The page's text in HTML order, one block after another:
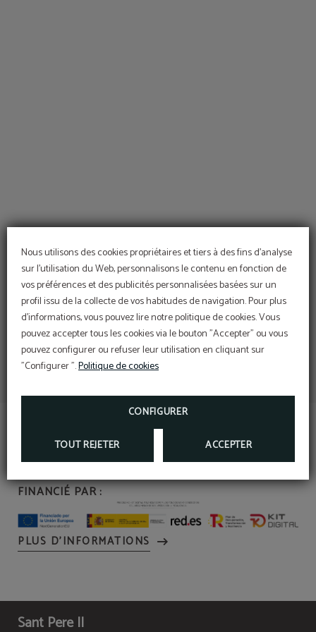
Nous utilisons des cookies propriétaires et tiers à des fins d'analyse
sur l'utilisation du Web, personnalisons le contenu en fonction de
vos préférences et des publicités personnalisées basées sur un
profil issu de la collecte de vos habitudes de navigation. Pour plus
d'informations, vous pouvez lire notre politique de cookies. Vous
pouvez accepter tous les cookies via le bouton "Accepter" ou vous
pouvez configurer ou refuser leur utilisation en cliquant sur
"Configurer ".Politique de cookies
CONFIGURER
TOUT REJETER ACCEPTER
FINANCIÉ PAR :
PLUS D’INFORMATIONS
Sant Pere II